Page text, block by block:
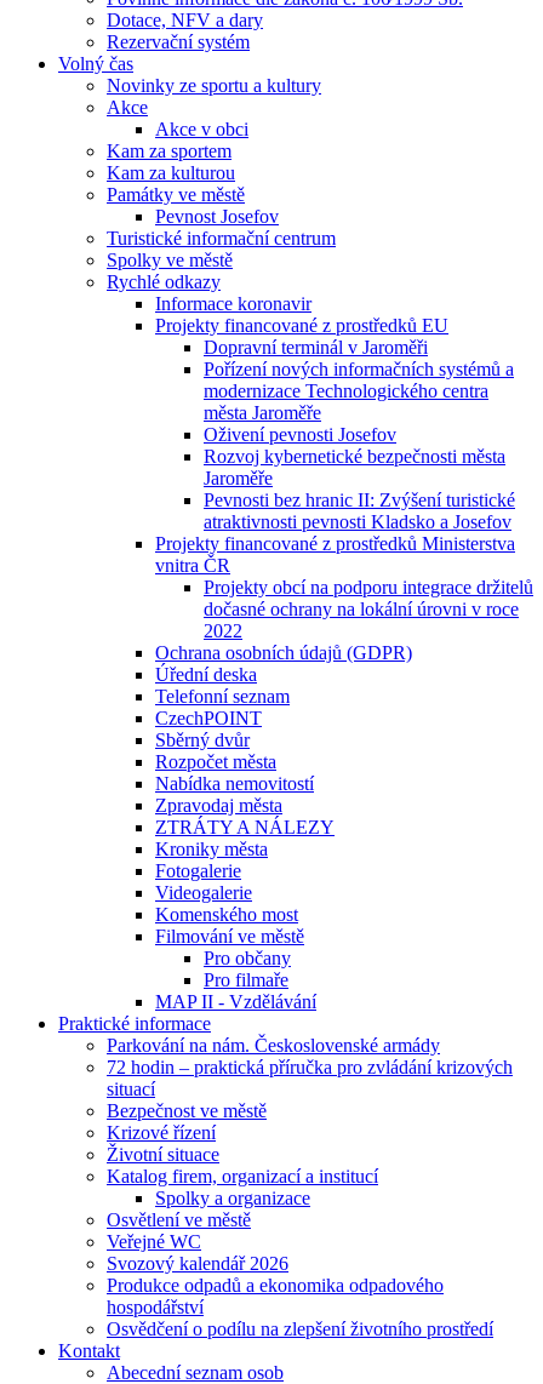
Dotace, NFV a dary
Rezervační systém
Volný čas
Novinky ze sportu a kultury
Akce
Akce v obci
Kam za sportem
Kam za kulturou
Památky ve městě
Pevnost Josefov
Turistické informační centrum
Spolky ve městě
Rychlé odkazy
Informace koronavir
Projekty financované z prostředků EU
Dopravní terminál v Jaroměři
Pořízení nových informačních systémů a
modernizace Technologického centra
města Jaroměře
Oživení pevnosti Josefov
Rozvoj kybernetické bezpečnosti města
Jaroměře
Pevnosti bez hranic II: Zvýšení turistické
atraktivnosti pevnosti Kladsko a Josefov
Projekty financované z prostředků Ministerstva
vnitra ČR
Projekty obcí na podporu integrace držitelů
dočasné ochrany na lokální úrovni v roce
2022
Ochrana osobních údajů (GDPR)
Úřední deska
Telefonní seznam
CzechPOINT
Sběrný dvůr
Rozpočet města
Nabídka nemovitostí
Zpravodaj města
ZTRÁTY A NÁLEZY
Kroniky města
Fotogalerie
Videogalerie
Komenského most
Filmování ve městě
Pro občany
Pro filmaře
MAP II - Vzdělávání
Praktické informace
Parkování na nám. Československé armády
72 hodin – praktická příručka pro zvládání krizových
situací
Bezpečnost ve městě
Krizové řízení
Životní situace
Katalog firem, organizací a institucí
Spolky a organizace
Osvětlení ve městě
Veřejné WC
Svozový kalendář 2026
Produkce odpadů a ekonomika odpadového
hospodářství
Osvědčení o podílu na zlepšení životního prostředí
Kontakt
Abecední seznam osob